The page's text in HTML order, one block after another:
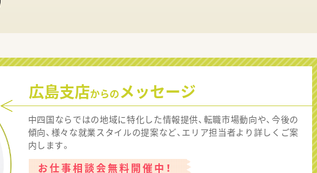
広島支店からのメッセージ
中四国ならではの地域に特化した情報提供、転職市場動向や、今後の
傾向、様々な就業スタイルの提案など、エリア担当者より詳しくご案
内します。
お仕事相談会無料開催中！